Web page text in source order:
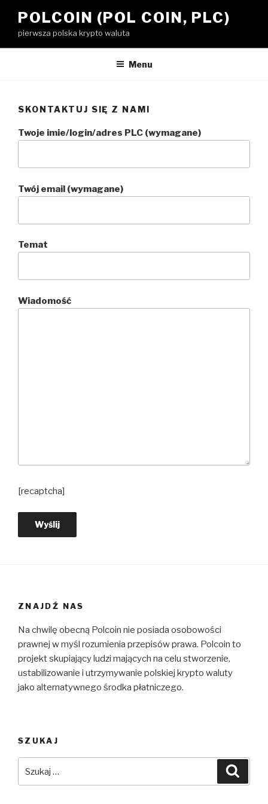
treści
POLCOIN (POL COIN, PLC)
pierwsza polska krypto waluta
Menu
SKONTAKTUJ SIĘ Z NAMI
Twoje imie/login/adres PLC (wymagane)
Twój email (wymagane)
Temat
Wiadomość
[recaptcha]
ZNAJDŹ NAS
Na chwilę obecną Polcoin nie posiada osobowości
prawnej w myśl rozumienia przepisów prawa. Polcoin to
projekt skupiający ludzi mających na celu stworzenie,
ustabilizowanie i utrzymywanie polskiej krypto waluty
jako alternatywnego środka płatniczego.
SZUKAJ